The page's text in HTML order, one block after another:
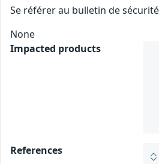
Se référer au bulletin de
None
Impacted products
References